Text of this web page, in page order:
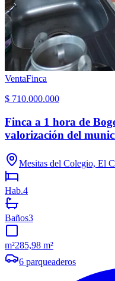
VentaFinca
$ 710.000.000
Finca a 1 hora de
valorización del
Mesitas del Colegio, El
Hab.4
Baños3
m²285,98 m²
6 parqueaderos